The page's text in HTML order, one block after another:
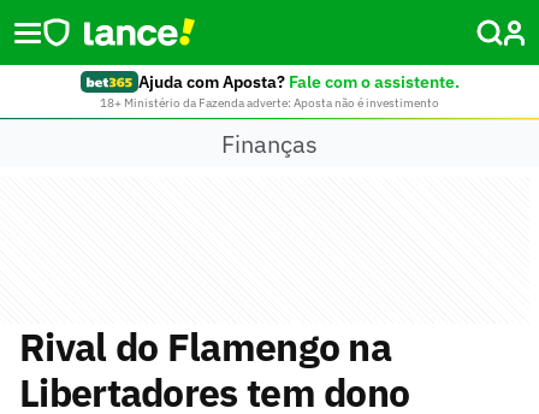
Ajuda com Aposta? Fale com o assistente.
18+ Ministério da Fazenda adverte: Aposta não é investimento
Finanças
Rival do Flamengo na
Libertadores tem dono